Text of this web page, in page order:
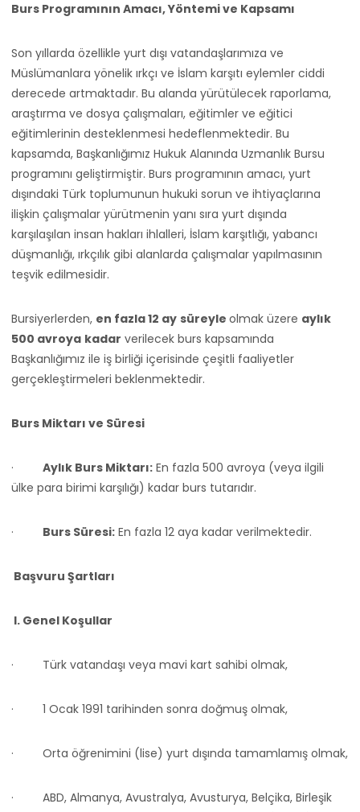
Burs Programının Amacı, Yöntemi ve Kapsamı
Son yıllarda özellikle yurt dışı vatandaşlarımıza ve
Müslümanlara yönelik ırkçı ve İslam karşıtı eylemler ciddi
derecede artmaktadır. Bu alanda yürütülecek raporlama,
araştırma ve dosya çalışmaları, eğitimler ve eğitici
eğitimlerinin desteklenmesi hedeflenmektedir. Bu
kapsamda, Başkanlığımız Hukuk Alanında Uzmanlık Bursu
programını geliştirmiştir. Burs programının amacı, yurt
dışındaki Türk toplumunun hukuki sorun ve ihtiyaçlarına
ilişkin çalışmalar yürütmenin yanı sıra yurt dışında
karşılaşılan insan hakları ihlalleri, İslam karşıtlığı, yabancı
düşmanlığı, ırkçılık gibi alanlarda çalışmalar yapılmasının
teşvik edilmesidir.
Bursiyerlerden, en fazla 12 ay süreyle olmak üzere aylık
500 avroya kadar verilecek burs kapsamında
Başkanlığımız ile iş birliği içerisinde çeşitli faaliyetler
gerçekleştirmeleri beklenmektedir.
Burs Miktarı ve Süresi
· Aylık Burs Miktarı: En fazla 500 avroya (veya ilgili
ülke para birimi karşılığı) kadar burs tutarıdır.
· Burs Süresi: En fazla 12 aya kadar verilmektedir.
Başvuru Şartları
I. Genel Koşullar
· Türk vatandaşı veya mavi kart sahibi olmak,
· 1 Ocak 1991 tarihinden sonra doğmuş olmak,
· Orta öğrenimini (lise) yurt dışında tamamlamış olmak,
· ABD, Almanya, Avustralya, Avusturya, Belçika, Birleşik